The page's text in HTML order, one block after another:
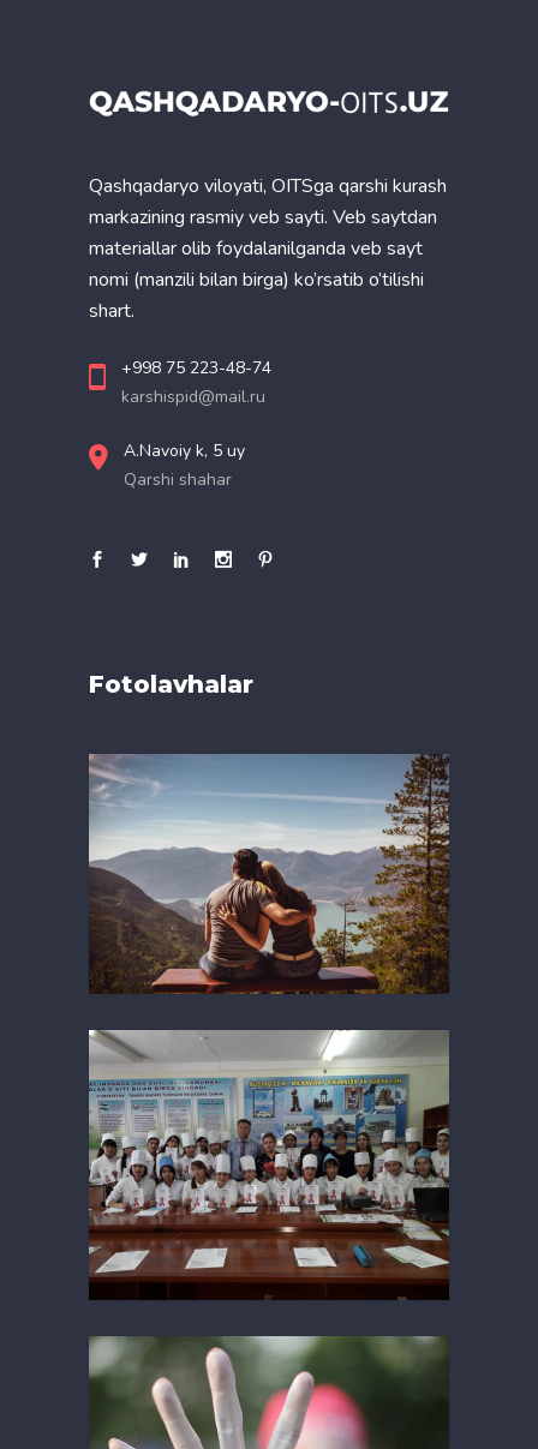
Qashqadaryo viloyati, OITSga qarshi kurash
markazining rasmiy veb sayti. Veb saytdan
materiallar olib foydalanilganda veb sayt
nomi (manzili bilan birga) ko’rsatib o’tilishi
shart.
+998 75 223-48-74
karshispid@mail.ru
A.Navoiy k, 5 uy
Qarshi shahar
Fotolavhalar